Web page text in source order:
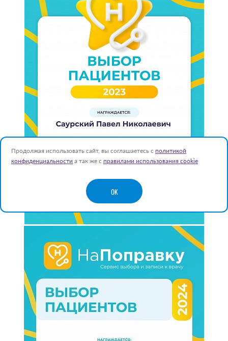
Продолжая использовать сайт, вы соглашаетесь с политикой
конфиденциальности а так же с правилами использования cookie
OK